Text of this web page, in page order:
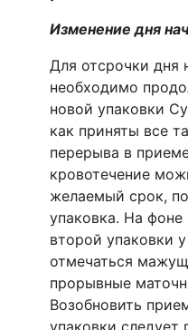
Изменение дня
Для отсрочки дня
необходимо
новой упаковки
как приняты все
перерыва в
кровотечение
желаемый срок,
упаковка. На фоне
второй упаковки
отмечаться
прорывные
Возобновить
упаковки следует